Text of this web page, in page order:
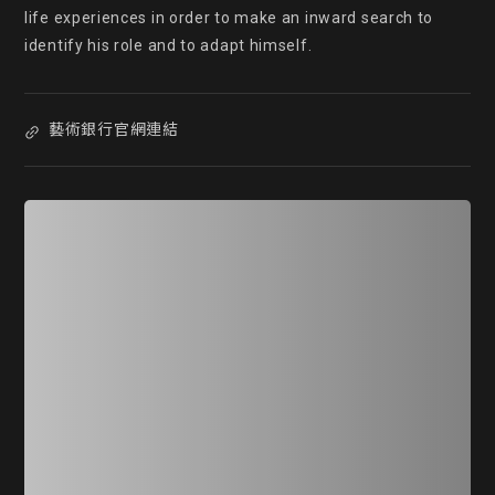
life experiences in order to make an inward search to
identify his role and to adapt himself.
藝術銀行官網連結